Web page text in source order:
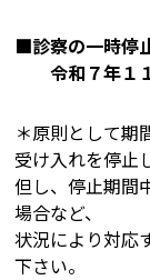
■診察の一時停
令和７年１１
＊原則として期
受け入れを停止
但し、停止期間
場合など、
状況により対応
下さい。